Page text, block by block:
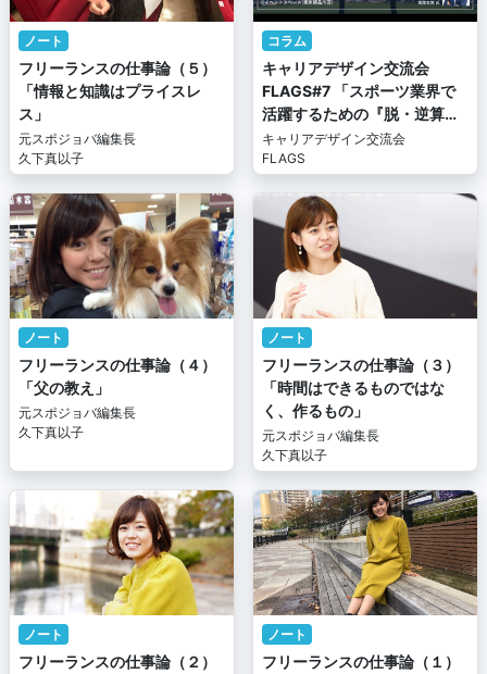
ノート
フリーランスの仕事論（５）
「情報と知識はプライスレ
ス」
元スポジョバ編集長
久下真以子
コラム
キャリアデザイン交流会
FLAGS#7 「スポーツ業界で
活躍するための『脱・逆算思
考』」～積み上げ式のキャリ
ア術～
キャリアデザイン交流会
FLAGS
ノート
フリーランスの仕事論（４）
「父の教え」
元スポジョバ編集長
久下真以子
ノート
フリーランスの仕事論（３）
「時間はできるものではな
く、作るもの」
元スポジョバ編集長
久下真以子
ノート
フリーランスの仕事論（２）
ノート
フリーランスの仕事論（１）